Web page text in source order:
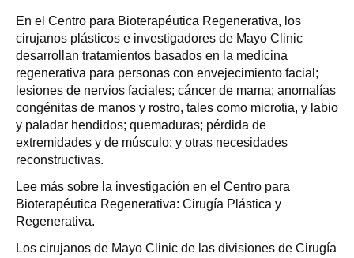
En el Centro para Bioterapéutica Regenerativa, los
cirujanos plásticos e investigadores de Mayo Clinic
desarrollan tratamientos basados en la medicina
regenerativa para personas con envejecimiento facial;
lesiones de nervios faciales; cáncer de mama; anomalías
congénitas de manos y rostro, tales como microtia, y labio
y paladar hendidos; quemaduras; pérdida de
extremidades y de músculo; y otras necesidades
reconstructivas.
Lee más sobre la investigación en el Centro para
Bioterapéutica Regenerativa: Cirugía Plástica y
Regenerativa.
Los cirujanos de Mayo Clinic de las divisiones de Cirugía